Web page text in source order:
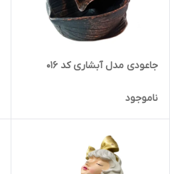
جاعودی مدل آبشاری کد 016
ناموجود